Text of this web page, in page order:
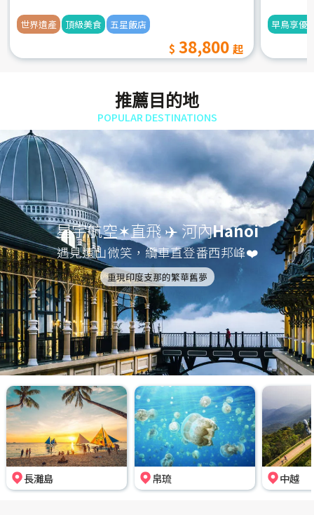
世界遺產 頂級美食 五星飯店
38,800
早鳥享優
推薦目的地
POPULAR DESTINATIONS
星宇航空✶直飛 ✈️ 河內Hanoi
遇見遠山微笑，纜車直登番西邦峰❤️
重現印度支那的繁華舊夢
長灘島 帛琉 中越